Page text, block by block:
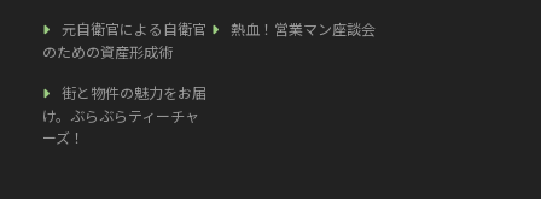
元自衛官による自衛官
のための資産形成術
熱血！営業マン座談会
街と物件の魅力をお届
け。ぶらぶらティーチャ
ーズ！